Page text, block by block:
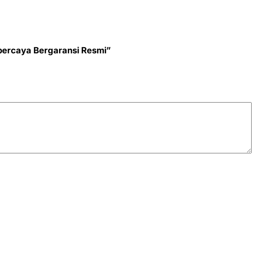
Bergaransi Resmi”